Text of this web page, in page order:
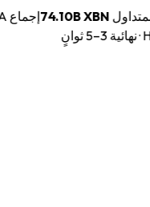
المتداول 74.10BXBN
إجماع HFBA · نهائية 3–5 ثوانٍ